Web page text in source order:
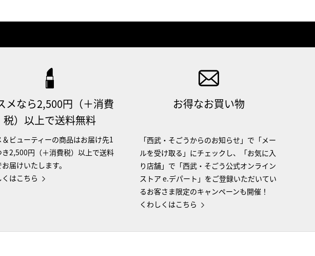
メなら2,500円（＋消費
税）以上で送料無料
＆ビューティーの商品はお届け先1
き2,500円（＋消費税）以上で送料
届けいたします。
くはこちら
お得なお買い物
「西武・そごうからのお知らせ」で「メー
ルを受け取る」にチェックし、「お気に入
り店舗」で「西武・そごう公式オンライン
ストア e.デパート」をご登録いただいてい
るお客さま限定のキャンペーンも開催！
くわしくはこちら